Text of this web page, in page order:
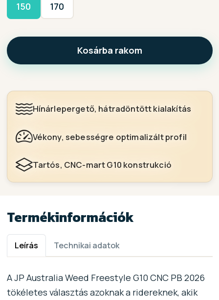
150 170
Kosárba rakom
Hínárlepergető, hátradöntött kialakítás
Vékony, sebességre optimalizált profil
Tartós, CNC-mart G10 konstrukció
Termékinformációk
Leírás Technikai adatok
A JP Australia Weed Freestyle G10 CNC PB 2026
tökéletes választás azoknak a ridereknek, akik